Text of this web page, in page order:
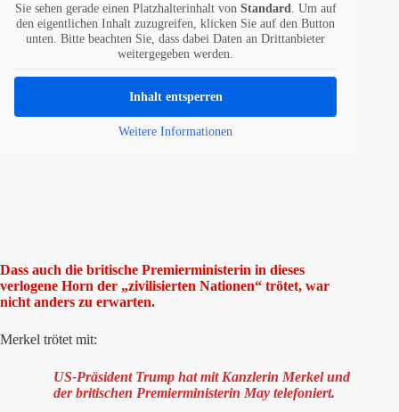
Sie sehen gerade einen Platzhalterinhalt von Standard
. Um auf
den eigentlichen Inhalt zuzugreifen, klicken Sie auf den Button
unten. Bitte beachten Sie, dass dabei Daten an Drittanbieter
weitergegeben werden.
Inhalt entsperren
Weitere Informationen
Dass auch die britische Premierministerin in dieses
verlogene Horn der „zivilisierten Nationen“ trötet, war
nicht anders zu erwarten.
Merkel trötet mit:
US-Präsident Trump hat mit Kanzlerin Merkel und
der britischen Premierministerin May telefoniert.